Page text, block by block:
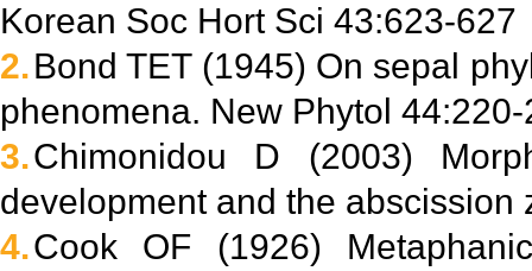
Korean Soc Hort Sci 43:623-627
2.Bond TET (1945) On sepal
phenomena. New Phytol
3.Chimonidou D (2003)
development and the abscission
4.Cook OF (1926)